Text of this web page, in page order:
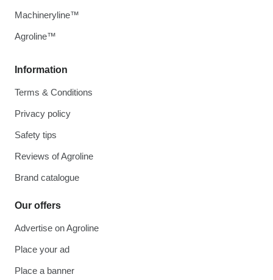
Information
Terms & Conditions
Privacy policy
Safety tips
Reviews of Agroline
Brand catalogue
Our offers
Advertise on Agroline
Place your ad
Place a banner
Machineryline™
Agroline™